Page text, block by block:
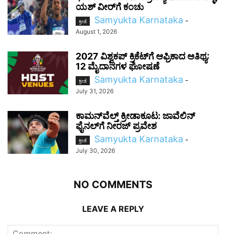
ಯಶ್ ವೀರ್‌ಗೆ ಕಂಚು
ಕ್ರೀಡೆ Samyukta Karnataka -
August 1, 2026
2027 ವಿಶ್ವಕಪ್‌ ಕ್ರಿಕೆಟ್‌ಗೆ ಆಫ್ರಿಕಾದ ಆತಿಥ್ಯ:
12 ಮೈದಾನಗಳ ಘೋಷಣೆ
ಕ್ರೀಡೆ Samyukta Karnataka -
July 31, 2026
ಕಾಮನ್‌ವೆಲ್ತ್ ಕ್ರೀಡಾಕೂಟ: ಜಾವೆಲಿನ್
ಫೈನಲ್‌ಗೆ ನೀರಜ್ ಪ್ರವೇಶ
ಕ್ರೀಡೆ Samyukta Karnataka -
July 30, 2026
NO COMMENTS
LEAVE A REPLY